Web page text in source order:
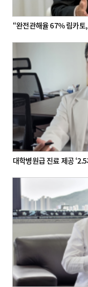
“완전관해율 67% 림카토
대학병원급 진료 제공